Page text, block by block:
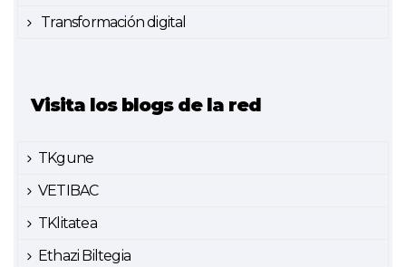
Transformación digital
Visita los blogs de la red
TKgune
VETIBAC
TKlitatea
Ethazi Biltegia